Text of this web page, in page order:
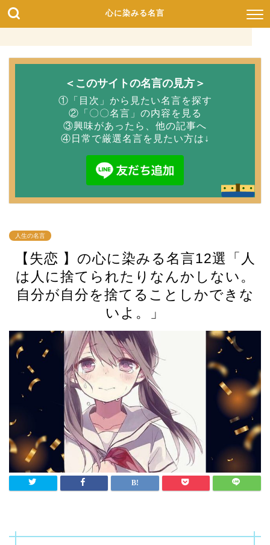
心に染みる名言
＜このサイトの名言の見方＞
①「目次」から見たい名言を探す
②「〇〇名言」の内容を見る
③興味があったら、他の記事へ
④日常で厳選名言を見たい方は↓
人生の名言
【失恋 】の心に染みる名言12選「人
は人に捨てられたりなんかしない。
自分が自分を捨てることしかできな
いよ。」